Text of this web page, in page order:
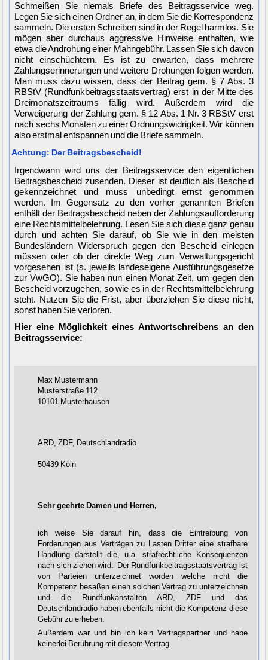
Schmeißen Sie niemals Briefe des Beitragsservice weg.
Legen Sie sich einen Ordner an, in dem Sie die Korrespondenz
sammeln. Die ersten Schreiben sind in der Regel harmlos. Sie
mögen aber durchaus aggressive Hinweise enthalten, wie
etwa die Androhung einer Mahngebühr. Lassen Sie sich davon
nicht einschüchtern. Es ist zu erwarten, dass mehrere
Zahlungserinnerungen und weitere Drohungen folgen werden.
Man muss dazu wissen, dass der Beitrag gem. § 7 Abs. 3
RBStV (Rundfunkbeitragsstaatsvertrag) erst in der Mitte des
Dreimonatszeitraums fällig wird. Außerdem wird die
Verweigerung der Zahlung gem. § 12 Abs. 1 Nr. 3 RBStV erst
nach sechs Monaten zu einer Ordnungswidrigkeit. Wir können
also erstmal entspannen und die Briefe sammeln.
Achtung: Der Beitragsbescheid!
Irgendwann wird uns der Beitragsservice den eigentlichen
Beitragsbescheid zusenden. Dieser ist deutlich als Bescheid
gekennzeichnet und muss unbedingt ernst genommen
werden. Im Gegensatz zu den vorher genannten Briefen
enthält der Beitragsbescheid neben der Zahlungsaufforderung
eine Rechtsmittelbelehrung. Lesen Sie sich diese ganz genau
durch und achten Sie darauf, ob Sie wie in den meisten
Bundesländern Widerspruch gegen den Bescheid einlegen
müssen oder ob der direkte Weg zum Verwaltungsgericht
vorgesehen ist (s. jeweils landeseigene Ausführungsgesetze
zur VwGO). Sie haben nun einen Monat Zeit, um gegen den
Bescheid vorzugehen, so wie es in der Rechtsmittelbelehrung
steht. Nutzen Sie die Frist, aber überziehen Sie diese nicht,
sonst haben Sie verloren.
Hier eine Möglichkeit eines Antwortschreibens an den
Beitragsservice:
Max Mustermann
Musterstraße 112
10101 Musterhausen
ARD, ZDF, Deutschlandradio
50439 Köln
Sehr geehrte Damen und Herren,
ich weise Sie darauf hin, dass die Eintreibung von
Forderungen aus Verträgen zu Lasten Dritter eine strafbare
Handlung darstellt die, u.a. strafrechtliche Konsequenzen
nach sich ziehen wird. Der Rundfunkbeitragsstaatsvertrag ist
von Parteien unterzeichnet worden welche nicht die
Kompetenz besaßen einen solchen Vertrag zu unterzeichnen
und die Rundfunkanstalten ARD, ZDF und das
Deutschlandradio haben ebenfalls nicht die Kompetenz diese
Gebühr zu erheben.
Außerdem war und bin ich kein Vertragspartner und habe
keinerlei Berührung mit diesem Vertrag.